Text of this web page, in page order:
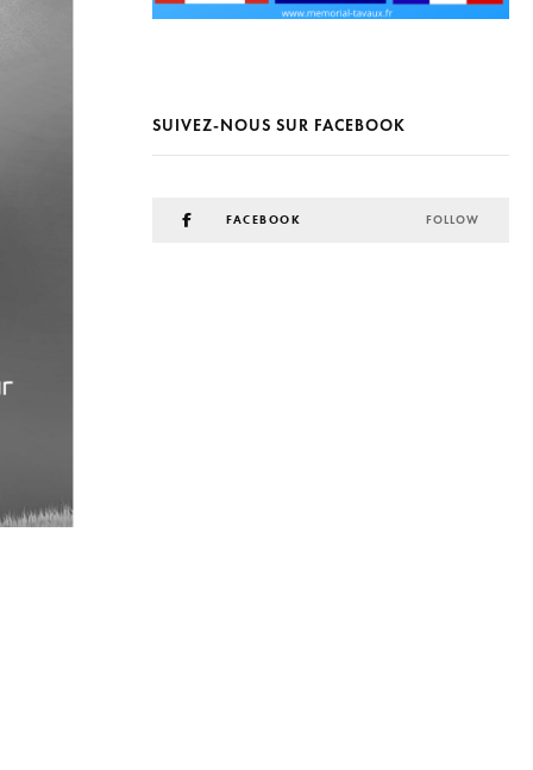
SUIVEZ-NOUS SUR FACEBOOK
FACEBOOK FOLLOW